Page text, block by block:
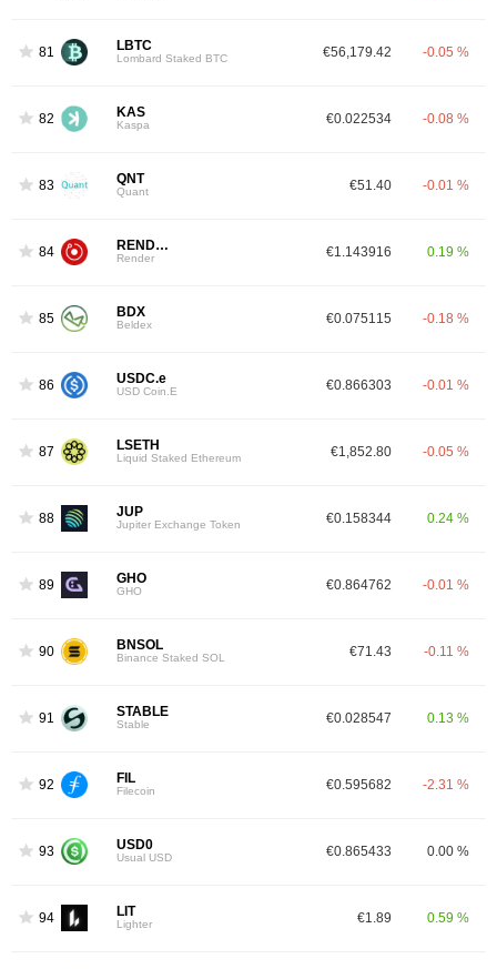
81 LBTC
Lombard Staked BTC €56,179.42 -0.05 %
82 KAS
Kaspa €0.022534 -0.08 %
83 QNT
Quant €51.40 -0.01 %
84 RENDER
Render €1.143916 0.19 %
85 BDX
Beldex €0.075115 -0.18 %
86 USDC.e
USD Coin.E €0.866303 -0.01 %
87 LSETH
Liquid Staked Ethereum €1,852.80 -0.05 %
88 JUP
Jupiter Exchange Token €0.158344 0.24 %
89 GHO
GHO €0.864762 -0.01 %
90 BNSOL
Binance Staked SOL €71.43 -0.11 %
91 STABLE
Stable €0.028547 0.13 %
92 FIL
Filecoin €0.595682 -2.31 %
93 USD0
Usual USD €0.865433 0.00 %
94 LIT
Lighter €1.89 0.59 %